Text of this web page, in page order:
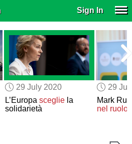
Sign In
29 July 2020
L’Europa scegliela
solidarietà
29
Mark
nel ruolo